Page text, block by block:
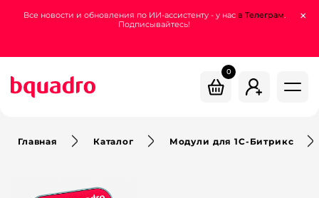
×
Все новости и обновления по ИИ-ассистенту - у нас в Телеграм.
Подписывайтесь!
0
Главная Каталог Модули для 1С-Битрикс